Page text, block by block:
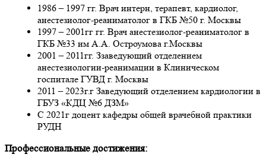
1986 – 1997 гг. Врач интерн, терапевт, кардиолог,
анестезиолог-реаниматолог в ГКБ №50 г. Москвы
1997 – 2001гг гг. Врач анестезиолог-реаниматолог в
ГКБ №33 им А.А. Остроумова г.Москвы
2001 – 2011гг. Ззаведующий отделением
анестезиологии-реанимации в Клиническом
госпитале ГУВД г. Москвы
2011 – 2023г.г Заведующий отделением кардиологии в
ГБУЗ «КДЦ №6 ДЗМ»
С 2021г доцент кафедры общей врачебной практики
РУДН
Профессиональные достижения: